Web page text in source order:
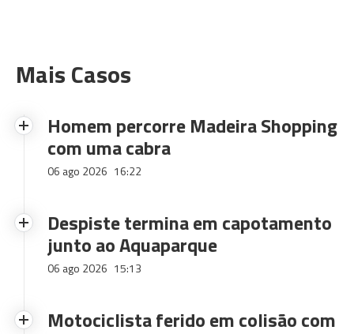
Mais Casos
Homem percorre Madeira Shopping
com uma cabra
06 ago 2026 16:22
Despiste termina em capotamento
junto ao Aquaparque
06 ago 2026 15:13
Motociclista ferido em colisão com